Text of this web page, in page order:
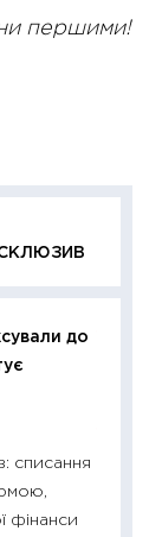
першими!
до
списання
фінанси